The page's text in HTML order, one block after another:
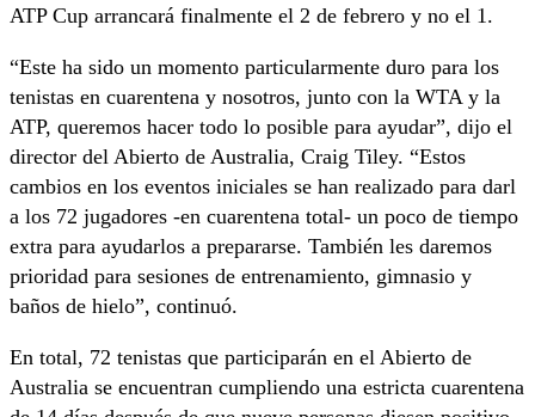
ATP Cup arrancará finalmente el 2 de febrero y no el 1.
“Este ha sido un momento particularmente duro para los
tenistas en cuarentena y nosotros, junto con la WTA y la
ATP, queremos hacer todo lo posible para ayudar”, dijo el
director del Abierto de Australia, Craig Tiley. “Estos
cambios en los eventos iniciales se han realizado para darl
a los 72 jugadores -en cuarentena total- un poco de tiempo
extra para ayudarlos a prepararse. También les daremos
prioridad para sesiones de entrenamiento, gimnasio y
baños de hielo”, continuó.
En total, 72 tenistas que participarán en el Abierto de
Australia se encuentran cumpliendo una estricta cuarentena